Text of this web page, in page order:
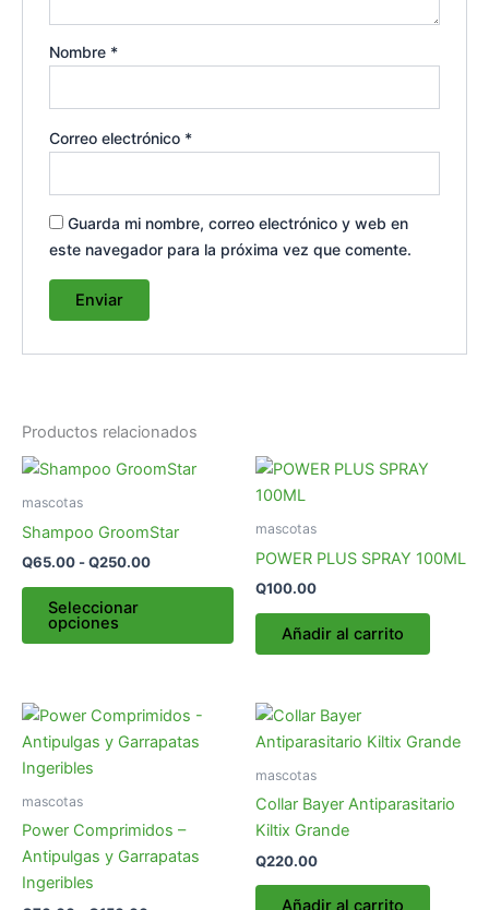
Nombre *
Correo electrónico *
Guarda mi nombre, correo electrónico y web en
este navegador para la próxima vez que comente.
Productos relacionados
mascotas
Shampoo GroomStar
Q65.00 -Q250.00
Rango
Q65.00
hasta
Seleccionar
opciones
Este
producto
Las
opciones
elegir
página
producto
mascotas
POWER PLUS SPRAY 100ML
Q100.00
Añadir al carrito
mascotas
Power Comprimidos –
Antipulgas y Garrapatas
Ingeribles
Rango
precios:
Q150.00
Este
producto
opciones
mascotas
Collar Bayer Antiparasitario
Kiltix Grande
Q220.00